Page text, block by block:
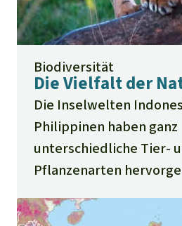
Biodiversität
Die Vielfalt der
Die Inselwelten
Philippinen haben ganz
unterschiedliche Tier-
Pflanzenarten
südostasiatischen